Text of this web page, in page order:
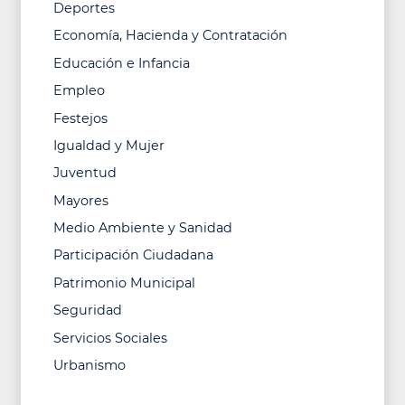
Deportes
Economía, Hacienda y Contratación
Educación e Infancia
Empleo
Festejos
Igualdad y Mujer
Juventud
Mayores
Medio Ambiente y Sanidad
Participación Ciudadana
Patrimonio Municipal
Seguridad
Servicios Sociales
Urbanismo